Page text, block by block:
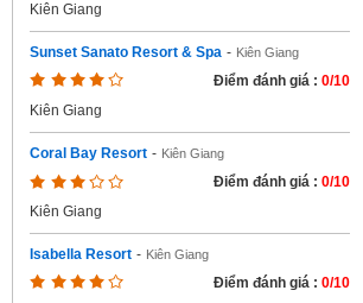
Kiên Giang
Sunset Sanato Resort & Spa - Kiên Giang
Điểm đánh giá : 0/10
Kiên Giang
Coral Bay Resort - Kiên Giang
Điểm đánh giá : 0/10
Kiên Giang
Isabella Resort - Kiên Giang
Điểm đánh giá : 0/10